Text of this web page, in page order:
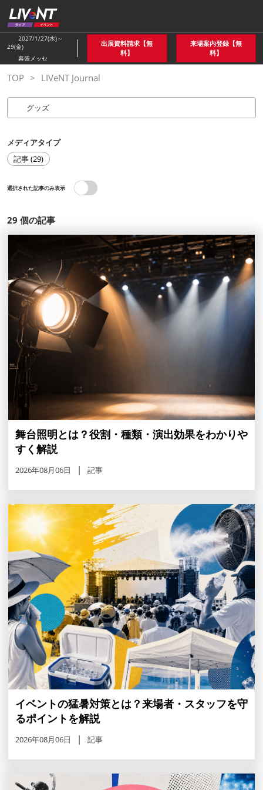
ス
キ
ッ
プ
し
て
進
2027/1/27(水)～
29(金)
幕張メッセ
出展資料請求【無
料】
来場案内登録【無
料】
TOP LIVeNT Journal
メディアタイプ
記事 (29)
選択された記事のみ表示
29 個の記事
舞台照明とは？役割・種類・演出効果をわかりや
すく解説
2026年08月06日 記事
イベントの猛暑対策とは？来場者・スタッフを守
るポイントを解説
2026年08月06日 記事